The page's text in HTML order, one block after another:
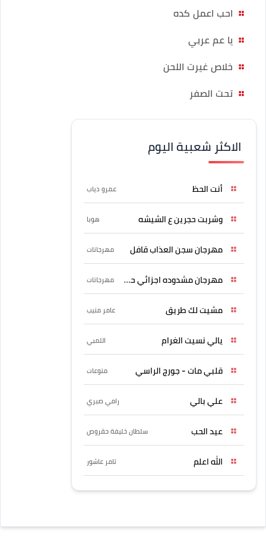
احب اعمل كده
يا عم عربي
خلاص غيرت اللحن
تحت الصفر
الاكثر شعبية اليوم
أنت الحظ عمرو دياب
وشربت حجرين ع الشيشه هوبا
مهرجان سجن العذاب قافل مهرجانات
مهرجان مشدوده اجزائي حربونى مهرجانات
مشيت لك طريق عامر منيب
يالي نسيت الغرام اللمبي
قلبي مات - جورج الراسي منوعات
علي بالي رامي صبري
عيد الحب سلطان خليفة حقروص
الله اعلم تامر عاشور